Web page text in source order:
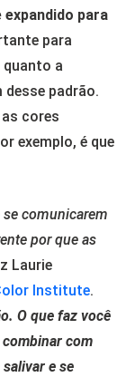
para
para
a
padrão.
cores
exemplo, é que
se comunicarem
por que as
Laurie
Institute.
O que faz você
combinar com
e se